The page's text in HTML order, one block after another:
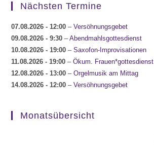
Nächsten Termine
07.08.2026 - 12:00 –Versöhnungsgebet
09.08.2026 - 9:30 –Abendmahlsgottesdienst
10.08.2026 - 19:00 –Saxofon-Improvisationen
11.08.2026 - 19:00 –Ökum. Frauen*gottesdienst
12.08.2026 - 13:00 –Orgelmusik am Mittag
14.08.2026 - 12:00 –Versöhnungsgebet
Monatsübersicht